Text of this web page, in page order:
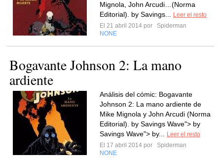
Mignola, John Arcudi…(Norma
Editorial). by Savings...
Leer el resto
El 21 abril 2014 por
Spiderman
NONE
Bogavante Johnson 2: La mano
ardiente
Análisis del cómic: Bogavante
Johnson 2: La mano ardiente de
Mike Mignola y John Arcudi (Norma
Editorial). by Savings Wave"> by
Savings Wave"> by...
Leer el resto
El 17 abril 2014 por
Spiderman
NONE